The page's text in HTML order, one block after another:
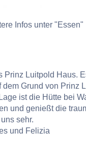
Infos unter "Essen"
Luitpold Haus.
Grund von Prinz
ist die Hütte bei
und genießt die
sehr.
und Felizia